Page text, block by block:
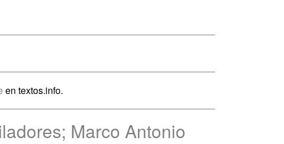
en textos.info.
Marco Antonio